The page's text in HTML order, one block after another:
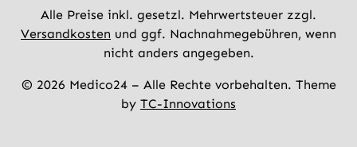
Alle Preise inkl. gesetzl. Mehrwertsteuer zzgl.
Versandkosten und ggf. Nachnahmegebühren, wenn
nicht anders angegeben.
© 2026 Medico24 – Alle Rechte vorbehalten. Theme
by TC-Innovations